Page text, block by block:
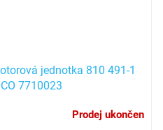
jednotka 810 491-1
7710023
Prodej ukončen